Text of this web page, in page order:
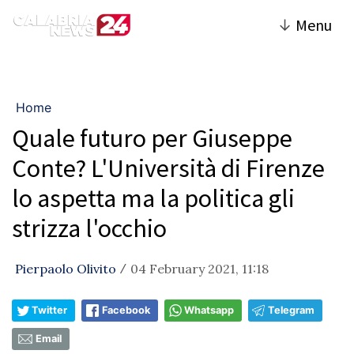
↓ Menu
Home
Quale futuro per Giuseppe
Conte? L'Università di Firenze
lo aspetta ma la politica gli
strizza l'occhio
Pierpaolo Olivito / 04 February 2021, 11:18
Twitter Facebook Whatsapp Telegram
Email